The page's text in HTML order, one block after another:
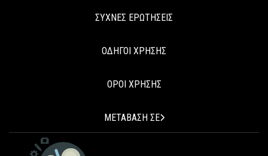
ΣΥΧΝΕΣ ΕΡΩΤΗΣΕΙΣ
ΟΔΗΓΟΙ ΧΡΗΣΗΣ
ΟΡΟΙ ΧΡΗΣΗΣ
ΜΕΤΑΒΑΣΗ ΣΕ